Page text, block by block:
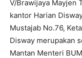
V/Brawijaya Mayjen
kantor Harian
Mustajab No.76,
Disway merupakan
Mantan Menteri